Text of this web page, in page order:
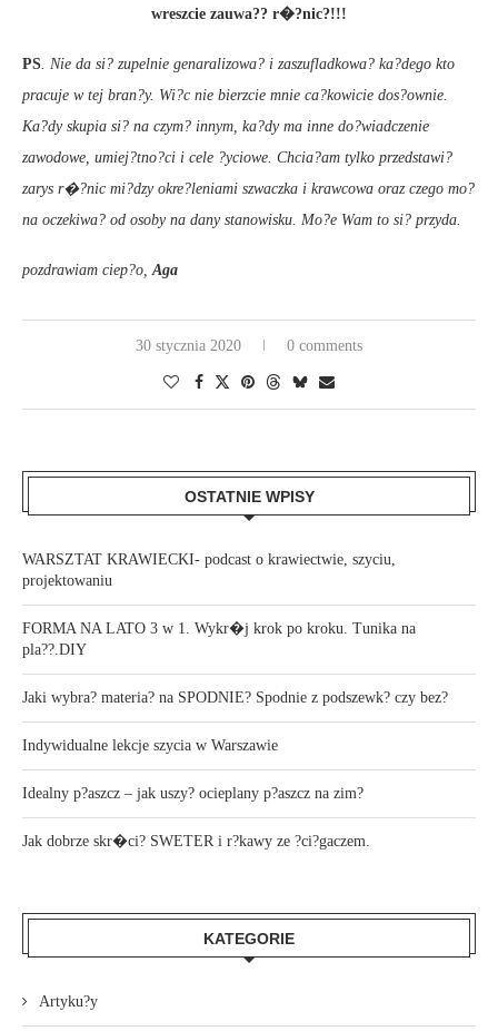
wreszcie zauwa?? r�?nic?!!!
PS. Nie da si? zupelnie genaralizowa? i zaszufladkowa? ka?dego kto
pracuje w tej bran?y. Wi?c nie bierzcie mnie ca?kowicie dos?ownie.
Ka?dy skupia si? na czym? innym, ka?dy ma inne do?wiadczenie
zawodowe, umiej?tno?ci i cele ?yciowe. Chcia?am tylko przedstawi?
zarys r�?nic mi?dzy okre?leniami szwaczka i krawcowa oraz czego mo?
na oczekiwa? od osoby na dany stanowisku. Mo?e Wam to si? przyda.
pozdrawiam ciep?o,Aga
30 stycznia 2020 0 comments
OSTATNIE WPISY
WARSZTAT KRAWIECKI- podcast o krawiectwie, szyciu,
projektowaniu
FORMA NA LATO 3 w 1. Wykr�j krok po kroku. Tunika na
pla??.DIY
Jaki wybra? materia? na SPODNIE? Spodnie z podszewk? czy bez?
Indywidualne lekcje szycia w Warszawie
Idealny p?aszcz – jak uszy? ocieplany p?aszcz na zim?
Jak dobrze skr�ci? SWETER i r?kawy ze ?ci?gaczem.
KATEGORIE
Artyku?y